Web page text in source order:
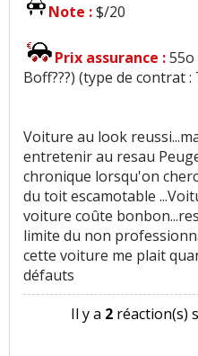
Note :$/20
Prix assurance :
Boff???) (type de contrat
Voiture au look
entretenir au resau
chronique lorsqu'on
du toit escamotable
voiture coûte
limite du non
cette voiture me plait
défauts
Il y a 2 réaction(s)